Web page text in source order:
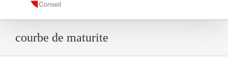
courbe de maturite